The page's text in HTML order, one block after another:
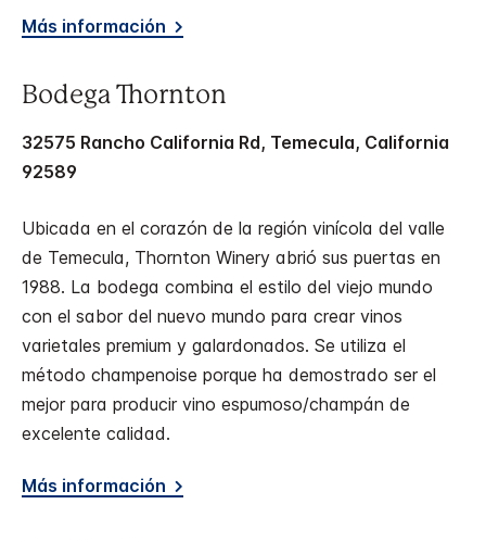
Más información
Bodega Thornton
32575 Rancho California Rd, Temecula, California
92589
Ubicada en el corazón de la región vinícola del valle
de Temecula, Thornton Winery abrió sus puertas en
1988. La bodega combina el estilo del viejo mundo
con el sabor del nuevo mundo para crear vinos
varietales premium y galardonados. Se utiliza el
método champenoise porque ha demostrado ser el
mejor para producir vino espumoso/champán de
excelente calidad.
Más información